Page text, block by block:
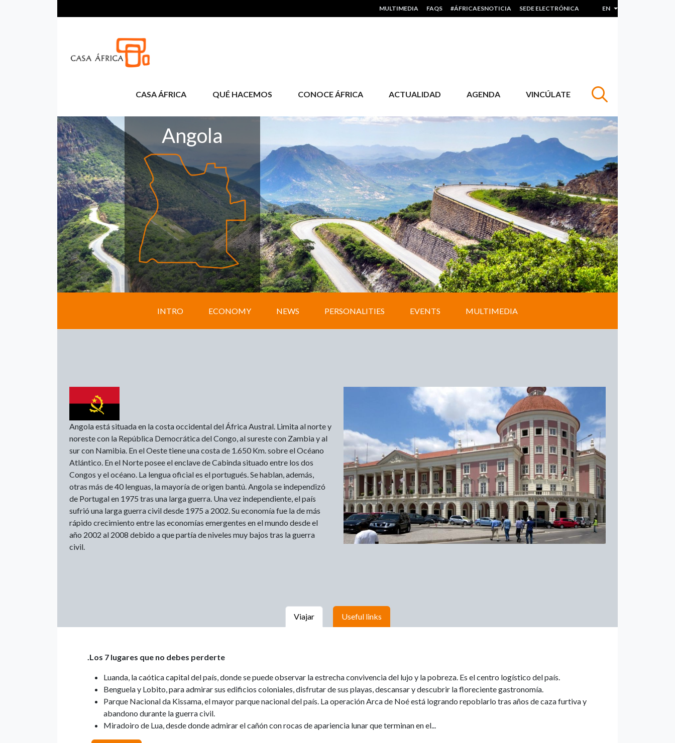
HEADER MENU
MULTIMEDIA FAQS #ÁFRICAESNOTICIA SEDE ELECTRÓNICA EN List additional actions
CASA ÁFRICA QUÉ HACEMOS CONOCE ÁFRICA ACTUALIDAD AGENDA VINCÚLATE
Angola
INTRO ECONOMY NEWS PERSONALITIES EVENTS MULTIMEDIA
Angola está situada en la costa occidental del África Austral. Limita al norte y
noreste con la República Democrática del Congo, al sureste con Zambia y al
sur con Namibia. En el Oeste tiene una costa de 1.650 Km. sobre el Océano
Atlántico. En el Norte posee el enclave de Cabinda situado entre los dos
Congos y el océano. La lengua oficial es el portugués. Se hablan, además,
otras más de 40 lenguas, la mayoría de origen bantú. Angola se independizó
de Portugal en 1975 tras una larga guerra. Una vez independiente, el país
sufrió una larga guerra civil desde 1975 a 2002. Su economía fue la de más
rápido crecimiento entre las economías emergentes en el mundo desde el
año 2002 al 2008 debido a que partía de niveles muy bajos tras la guerra
civil.
Viajar Useful links
.Los 7 lugares que no debes perderte
Luanda, la caótica capital del país, donde se puede observar la estrecha convivencia del lujo y la pobreza. Es el centro logístico del país.
Benguela y Lobito, para admirar sus edificios coloniales, disfrutar de sus playas, descansar y descubrir la floreciente gastronomía.
Parque Nacional da Kissama, el mayor parque nacional del país. La operación Arca de Noé está logrando repoblarlo tras años de caza furtiva y
abandono durante la guerra civil.
Miradoiro de Lua, desde donde admirar el cañón con rocas de apariencia lunar que terminan en el...